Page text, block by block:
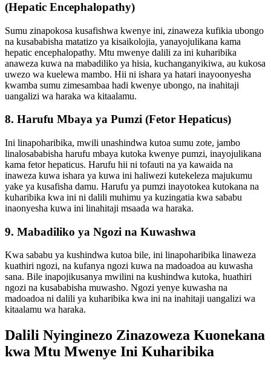
(Hepatic Encephalopathy)
Sumu zinapokosa kusafishwa kwenye ini, zinaweza kufikia ubongo
na kusababisha matatizo ya kisaikolojia, yanayojulikana kama
hepatic encephalopathy. Mtu mwenye dalili za ini kuharibika
anaweza kuwa na mabadiliko ya hisia, kuchanganyikiwa, au kukosa
uwezo wa kuelewa mambo. Hii ni ishara ya hatari inayoonyesha
kwamba sumu zimesambaa hadi kwenye ubongo, na inahitaji
uangalizi wa haraka wa kitaalamu.
8. Harufu Mbaya ya Pumzi (Fetor Hepaticus)
Ini linapoharibika, mwili unashindwa kutoa sumu zote, jambo
linalosababisha harufu mbaya kutoka kwenye pumzi, inayojulikana
kama fetor hepaticus. Harufu hii ni tofauti na ya kawaida na
inaweza kuwa ishara ya kuwa ini haliwezi kutekeleza majukumu
yake ya kusafisha damu. Harufu ya pumzi inayotokea kutokana na
kuharibika kwa ini ni dalili muhimu ya kuzingatia kwa sababu
inaonyesha kuwa ini linahitaji msaada wa haraka.
9. Mabadiliko ya Ngozi na Kuwashwa
Kwa sababu ya kushindwa kutoa bile, ini linapoharibika linaweza
kuathiri ngozi, na kufanya ngozi kuwa na madoadoa au kuwasha
sana. Bile inapojikusanya mwilini na kushindwa kutoka, huathiri
ngozi na kusababisha muwasho. Ngozi yenye kuwasha na
madoadoa ni dalili ya kuharibika kwa ini na inahitaji uangalizi wa
kitaalamu wa haraka.
Dalili Nyinginezo Zinazoweza Kuonekana
kwa Mtu Mwenye Ini Kuharibika